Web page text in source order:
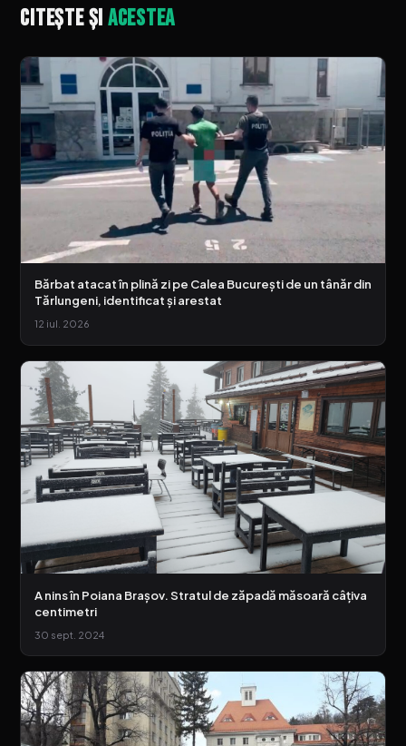
Citește șiacestea
Bărbat atacat în plină zi pe Calea București de un tânăr din
Tărlungeni, identificat și arestat
12 iul. 2026
A nins în Poiana Brașov. Stratul de zăpadă măsoară câțiva
centimetri
30 sept. 2024